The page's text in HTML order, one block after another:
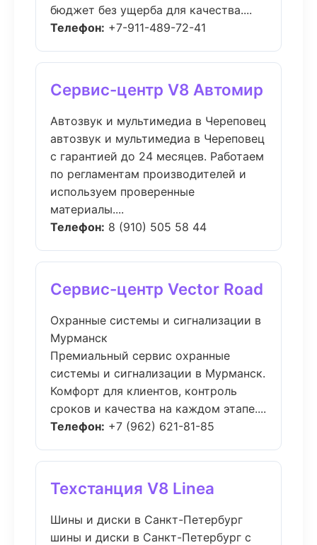
бюджет без ущерба для качества....
Телефон: +7-911-489-72-41
Сервис-центр V8 Автомир
Автозвук и мультимедиа в Череповец
автозвук и мультимедиа в Череповец
с гарантией до 24 месяцев. Работаем
по регламентам производителей и
используем проверенные
материалы....
Телефон: 8 (910) 505 58 44
Сервис-центр Vector Road
Охранные системы и сигнализации в
Мурманск
Премиальный сервис охранные
системы и сигнализации в Мурманск.
Комфорт для клиентов, контроль
сроков и качества на каждом этапе....
Телефон: +7 (962) 621-81-85
Техстанция V8 Linea
Шины и диски в Санкт-Петербург
шины и диски в Санкт-Петербург с